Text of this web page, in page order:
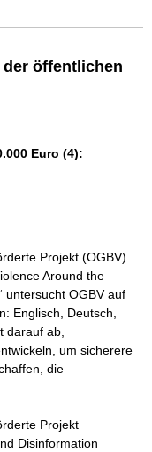
öffentlichen
Euro (4):
Projekt (OGBV)
Around the
untersucht OGBV auf
Englisch, Deutsch,
darauf ab,
um sicherere
die
Projekt
Disinformation